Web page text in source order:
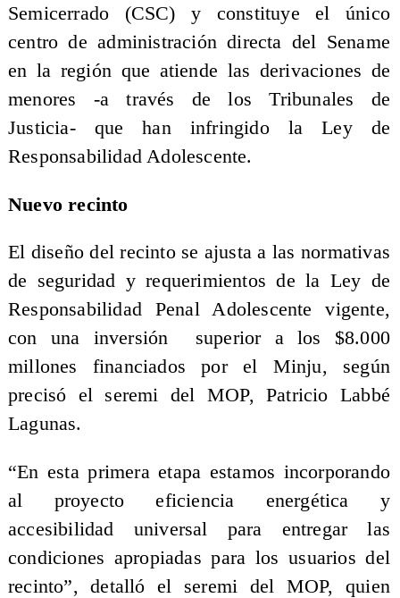
Semicerrado (CSC) y constituye el único
centro de administración directa del Sename
en la región que atiende las derivaciones de
menores -a través de los Tribunales de
Justicia- que han infringido la Ley de
Responsabilidad Adolescente.
Nuevo recinto
El diseño del recinto se ajusta a las normativas
de seguridad y requerimientos de la Ley de
Responsabilidad Penal Adolescente vigente,
con una inversión superior a los $8.000
millones financiados por el Minju, según
precisó el seremi del MOP, Patricio Labbé
Lagunas.
“En esta primera etapa estamos incorporando
al proyecto eficiencia energética y
accesibilidad universal para entregar las
condiciones apropiadas para los usuarios del
recinto”, detalló el seremi del MOP, quien